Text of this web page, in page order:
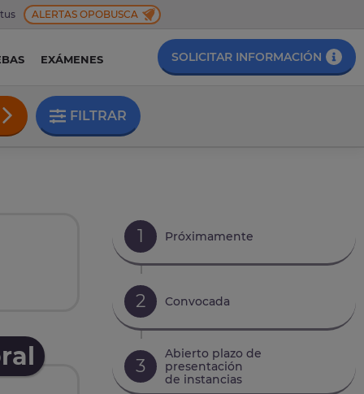
ALERTAS OPOBUSCA
EXÁMENES SOLICITAR INFORMACIÓN
FILTRAR
1 Próximamente
2 Convocada
3
Abierto plazo de
presentación
de instancias